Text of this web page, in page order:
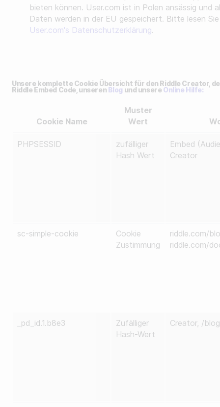
bieten können. User.com ist in Polen ansässig und
Daten werden in der EU gespeichert. Bitte lesen Sie
User.com's Datenschutzerklärung.
Unsere komplette Cookie Übersicht für den Riddle Creator,
Riddle Embed Code, unseren Blog und unsere Online Hilfe:
Cookie Name
Muster
Wert
PHPSESSID
zufälliger
Hash Wert
Embed
Creator
sc-simple-cookie
Cookie
Zustimmung
riddle.com/
riddle.com/
_pd_id.1.b8e3
Zufälliger
Hash-Wert
Creator, /